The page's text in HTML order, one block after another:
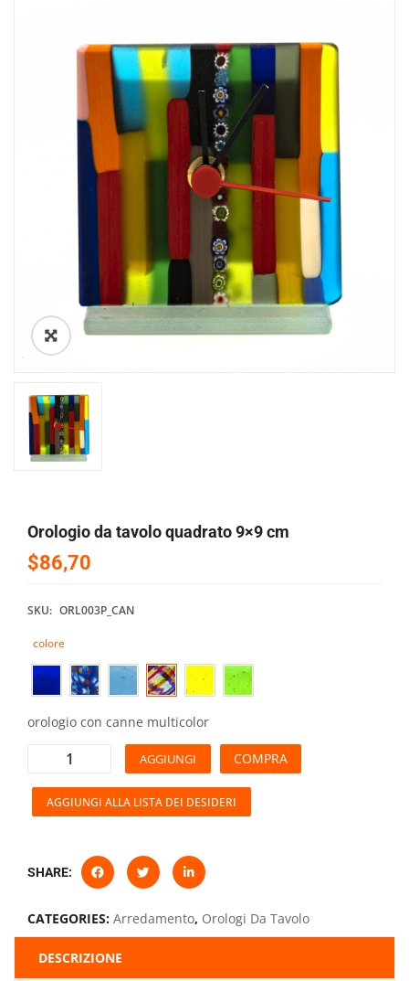
🔍
orologio da tavolo quadrato 9×9 cm
$86,70
SKU: ORL003P_CAN
colore
orologio con canne multicolor
AGGIUNGI COMPRA
AGGIUNGI ALLA LISTA DEI DESIDERI
SHARE:
CATEGORIES: Arredamento, Orologi Da Tavolo
DESCRIZIONE